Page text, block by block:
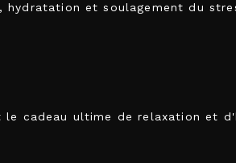
et soulagement du
cadeau ultime de relaxation et